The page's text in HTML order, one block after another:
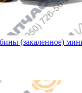
(закаленное)